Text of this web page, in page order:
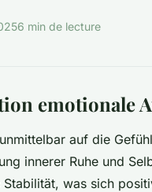
6 min de lecture
emotionale
auf die
innerer Ruhe und
Stabilität, was sich